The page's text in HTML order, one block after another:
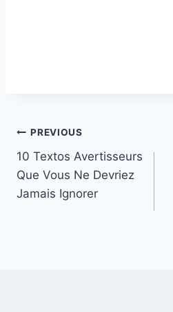
Post
navigation
PREVIOUS
10 Textos Avertisseurs
Que Vous Ne Devriez
Jamais Ignorer